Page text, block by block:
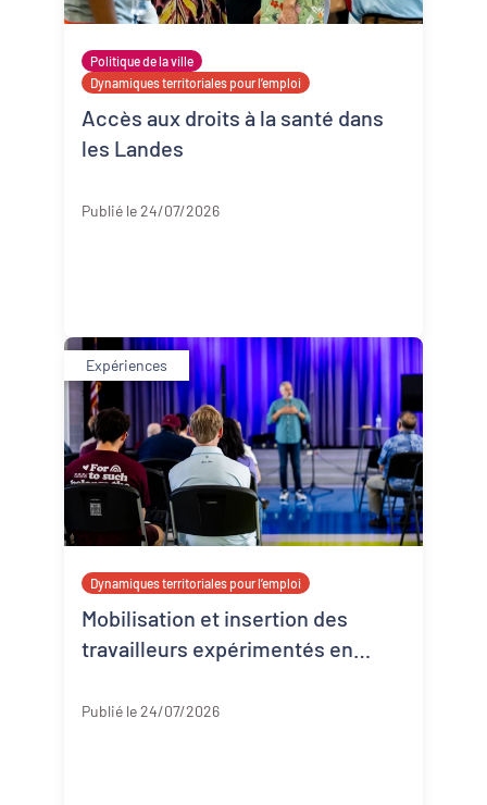
Politique de la ville
Dynamiques territoriales pour l’emploi
Accès aux droits à la santé dans
les Landes
Publié le 24/07/2026
Expériences
Dynamiques territoriales pour l’emploi
Mobilisation et insertion des
travailleurs expérimentés en
Publié le 24/07/2026